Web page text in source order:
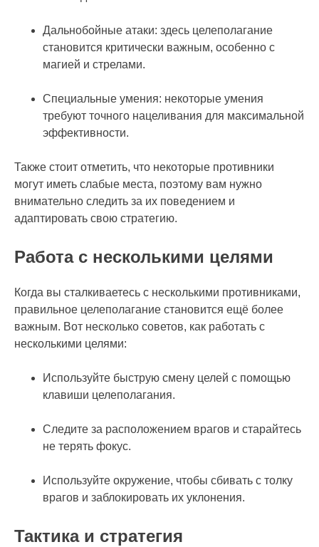
Дальнобойные атаки: здесь целеполагание
становится критически важным, особенно с
магией и стрелами.
Специальные умения: некоторые умения
требуют точного нацеливания для максимальной
эффективности.
Также стоит отметить, что некоторые противники
могут иметь слабые места, поэтому вам нужно
внимательно следить за их поведением и
адаптировать свою стратегию.
Работа с несколькими целями
Когда вы сталкиваетесь с несколькими противниками,
правильное целеполагание становится ещё более
важным. Вот несколько советов, как работать с
несколькими целями:
Используйте быструю смену целей с помощью
клавиши целеполагания.
Следите за расположением врагов и старайтесь
не терять фокус.
Используйте окружение, чтобы сбивать с толку
врагов и заблокировать их уклонения.
Тактика и стратегия